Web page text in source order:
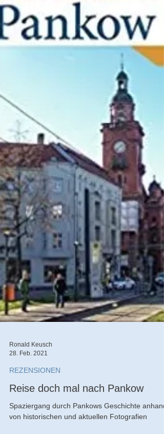
28. Feb. 2021
REZENSIONEN